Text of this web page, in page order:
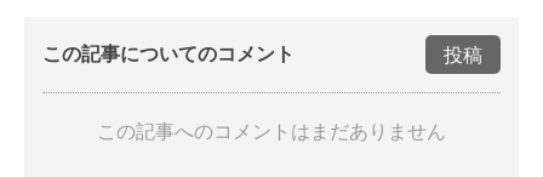
この記事についてのコメント 投稿
この記事へのコメントはまだありません